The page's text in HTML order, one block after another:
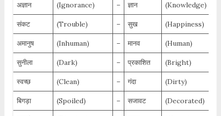
अज्ञान (Ignorance) – ज्ञान (Knowledge)
संकट (Trouble) – सुख (Happiness)
अमानुष (Inhuman) – मानव (Human)
सुनीला (Dark) – प्रकाशित (Bright)
स्वच्छ (Clean) – गंदा (Dirty)
बिगड़ा (Spoiled) – सजावट (Decorated)